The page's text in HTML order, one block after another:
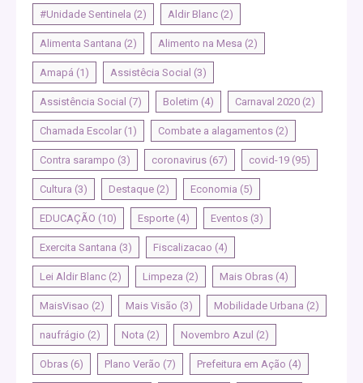
#Unidade Sentinela (2) Aldir Blanc (2)
Alimenta Santana (2) Alimento na Mesa (2)
Amapá (1) Assistêcia Social (3)
Assistência Social (7) Boletim (4) Carnaval 2020 (2)
Chamada Escolar (1) Combate a alagamentos (2)
Contra sarampo (3) coronavirus (67) covid-19 (95)
Cultura (3) Destaque (2) Economia (5)
EDUCAÇÃO (10) Esporte (4) Eventos (3)
Exercita Santana (3) Fiscalizacao (4)
Lei Aldir Blanc (2) Limpeza (2) Mais Obras (4)
MaisVisao (2) Mais Visão (3) Mobilidade Urbana (2)
naufrágio (2) Nota (2) Novembro Azul (2)
Obras (6) Plano Verão (7) Prefeitura em Ação (4)